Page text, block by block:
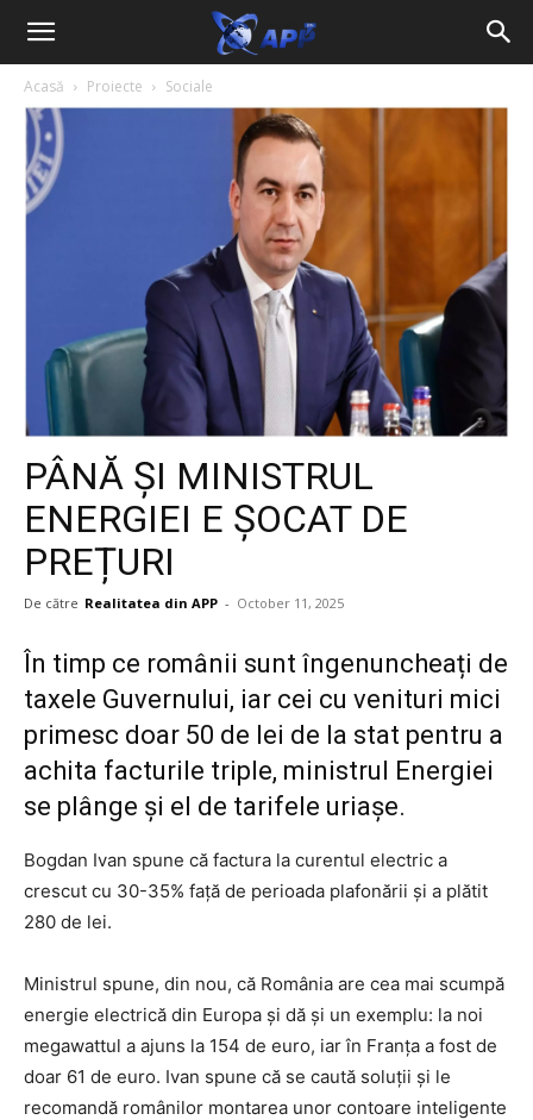
Acasă Proiecte Sociale
PÂNĂ ȘI MINISTRUL
ENERGIEI E ȘOCAT DE
PREȚURI
De către Realitatea din APP - October 11, 2025
În timp ce românii sunt îngenuncheați de
taxele Guvernului, iar cei cu venituri mici
primesc doar 50 de lei de la stat pentru a
achita facturile triple, ministrul Energiei
se plânge și el de tarifele uriașe.
Bogdan Ivan spune că factura la curentul electric a
crescut cu 30-35% față de perioada plafonării și a plătit
280 de lei.
Ministrul spune, din nou, că România are cea mai scumpă
energie electrică din Europa și dă și un exemplu: la noi
megawattul a ajuns la 154 de euro, iar în Franța a fost de
doar 61 de euro. Ivan spune că se caută soluții și le
recomandă românilor montarea unor contoare inteligente